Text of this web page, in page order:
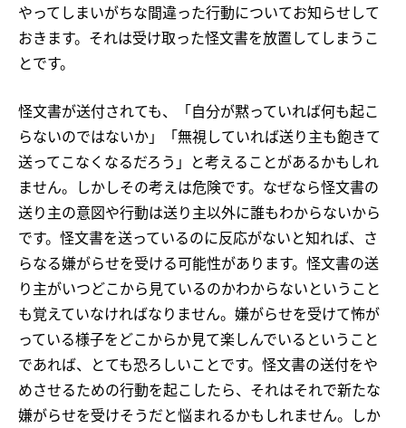
やってしまいがちな間違った行動についてお知らせして
おきます。それは受け取った怪文書を放置してしまうこ
とです。
怪文書が送付されても、「自分が黙っていれば何も起こ
らないのではないか」「無視していれば送り主も飽きて
送ってこなくなるだろう」と考えることがあるかもしれ
ません。しかしその考えは危険です。なぜなら怪文書の
送り主の意図や行動は送り主以外に誰もわからないから
です。怪文書を送っているのに反応がないと知れば、さ
らなる嫌がらせを受ける可能性があります。怪文書の送
り主がいつどこから見ているのかわからないということ
も覚えていなければなりません。嫌がらせを受けて怖が
っている様子をどこからか見て楽しんでいるということ
であれば、とても恐ろしいことです。怪文書の送付をや
めさせるための行動を起こしたら、それはそれで新たな
嫌がらせを受けそうだと悩まれるかもしれません。しか